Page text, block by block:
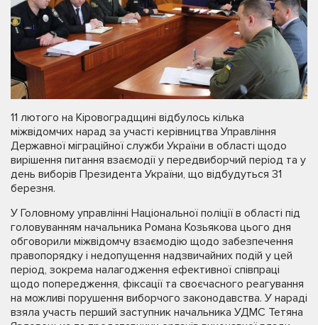
11 лютого на Кіровоградщині відбулось кілька
міжвідомчих нарад за участі керівництва Управління
Державної міграційної служби України в області щодо
вирішення питання взаємодії у передвиборчий період та у
день виборів Президента України, що відбудуться 31
березня.
У Головному управлінні Національної поліції в області під
головуванням начальника Романа Козьякова цього дня
обговорили міжвідомчу взаємодію щодо забезпечення
правопорядку і недопущення надзвичайних подій у цей
період, зокрема налагодження ефективної співпраці
щодо попередження, фіксації та своєчасного реагування
на можливі порушення виборчого законодавства. У нараді
взяла участь перший заступник начальника УДМС Тетяна